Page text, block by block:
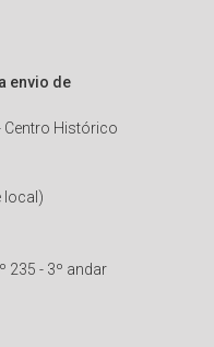
envio de
Centro Histórico
local)
235 - 3º andar